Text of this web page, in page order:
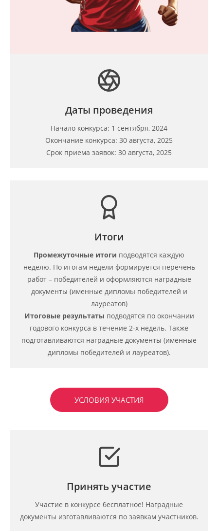
Даты проведения
Начало конкурса: 1 сентября, 2024
Окончание конкурса: 30 августа, 2025
Срок приема заявок: 30 августа, 2025
Итоги
Промежуточные итоги подводятся каждую
неделю. По итогам недели формируется перечень
работ – победителей и оформляются наградные
документы (именные дипломы победителей и
лауреатов)
Итоговые результаты подводятся по окончании
годового конкурса в течение 2-х недель. Также
подготавливаются наградные документы (именные
дипломы победителей и лауреатов).
УСЛОВИЯ УЧАСТИЯ
Принять участие
Участие в конкурсе бесплатное! Наградные
документы изготавливаются по заявкам участников.